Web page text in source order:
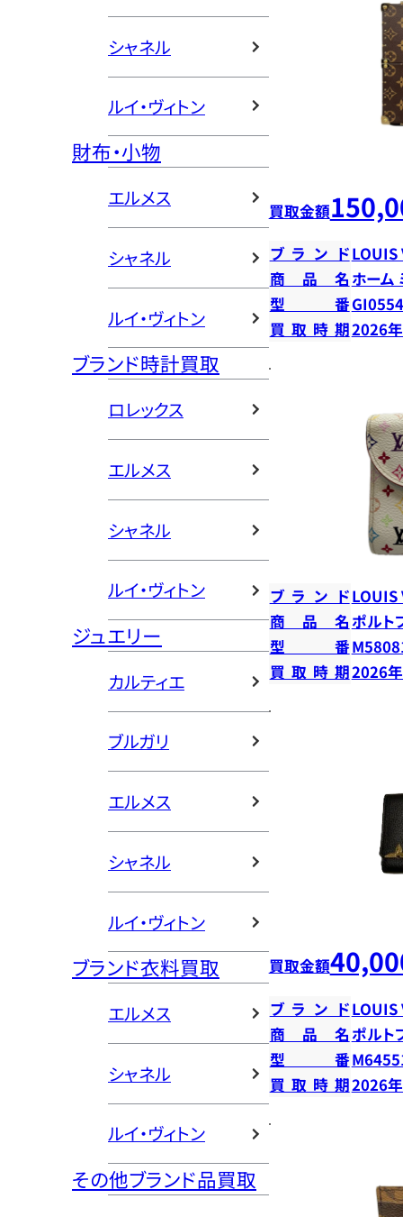
シャネル
ルイ・ヴィトン
財布・小物
エルメス
シャネル
ルイ・ヴィトン
ブランド時計買取
ロレックス
エルメス
シャネル
ルイ・ヴィトン
ジュエリー
カルティエ
ブルガリ
エルメス
シャネル
ルイ・ヴィトン
ブランド衣料買取
エルメス
シャネル
ルイ・ヴィトン
その他ブランド品買取
買取金額
ブランドLOUIS
商品名 ホーム
型番GI0554
買取時期2026
ブランドLOUIS
商品名ポルト
型番
買取時期2026
買取金額
ブランドLOUIS
商品名ポルト
型番
買取時期2026